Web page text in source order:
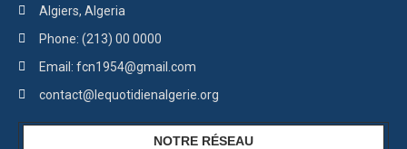
Algiers, Algeria
Phone: (213) 00 0000
Email: fcn1954@gmail.com
contact@lequotidienalgerie.org
NOTRE RÉSEAU